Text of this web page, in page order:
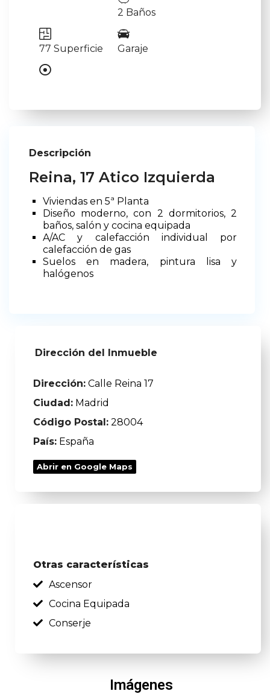
2 Baños
77 Superficie Garaje
Descripción
Reina, 17 Atico Izquierda
Viviendas en 5ª Planta
Diseño moderno, con 2 dormitorios, 2
baños, salón y cocina equipada
A/AC y calefacción individual por
calefacción de gas
Suelos en madera, pintura lisa y
halógenos
Dirección del Inmueble
Dirección: Calle Reina 17
Ciudad: Madrid
Código Postal: 28004
País: España
Abrir en Google Maps
Otras características
Ascensor
Cocina Equipada
Conserje
Imágenes